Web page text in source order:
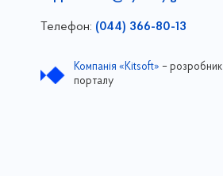
Телефон: (044) 366-80-13
Компанія «Kitsoft» – розробник
порталу